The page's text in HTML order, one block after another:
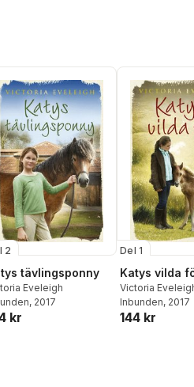
2
tävlingsponny
Eveleigh
, 2017
kr
Del 1
Katys vilda
Victoria
Inbunden, 2017
144 kr